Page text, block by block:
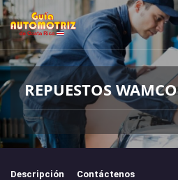
REPUESTOS WAMCO
Descripción Contáctenos